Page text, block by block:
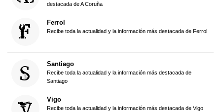
destacada de A Coruña
Ferrol
Recibe toda la actualidad y la información más destacada de Ferrol
Santiago
Recibe toda la actualidad y la información más destacada de
Santiago
Vigo
Recibe toda la actualidad y la información más destacada de Vigo